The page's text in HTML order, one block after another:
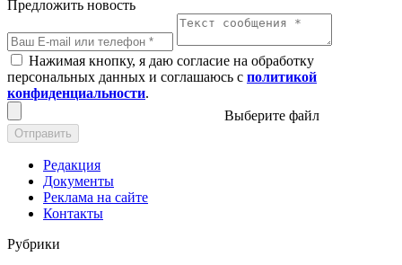
Предложить новость
Нажимая кнопку, я даю согласие на обработку
персональных данных и соглашаюсь с политикой
конфиденциальности.
Выберите файл
Отправить
Редакция
Документы
Реклама на сайте
Контакты
Рубрики